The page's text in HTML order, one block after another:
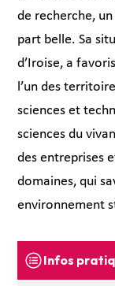
de recherche,
part belle. Sa
d’Iroise, a
l’un des
sciences et
sciences du
des entreprises
domaines, qui
environnement
Infos